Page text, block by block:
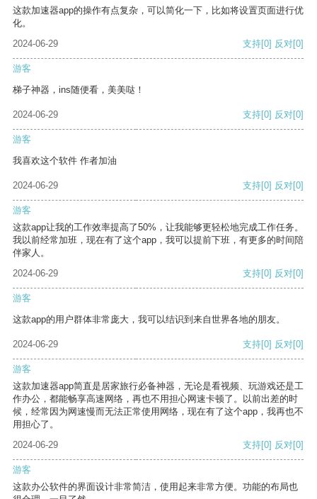
这款加速器app的操作有点复杂，可以简化一下，比如将设置页面进行优
化。
2024-06-29
支持[0] 反对[0]
游客
梯子神器，ins随便看，美美哒！
2024-06-29 支持[0] 反对[0]
游客
我喜欢这个软件 作者加油
2024-06-29 支持[0] 反对[0]
游客
这款app让我的工作效率提高了50%，让我能够更轻松地完成工作任务。
我以前经常加班，现在有了这个app，我可以提前下班，有更多的时间陪
伴家人。
2024-06-29
支持[0] 反对[0]
游客
这款app的用户群体非常庞大，我可以结识到来自世界各地的朋友。
2024-06-29 支持[0] 反对[0]
游客
这款加速器app简直是居家旅行必备神器，无论是看视频、玩游戏还是工
作办公，都能畅享高速网络，再也不用担心网速卡顿了。以前出差的时
候，经常因为网速慢而无法正常使用网络，现在有了这个app，我再也不
用担心了。
2024-06-29
支持[0] 反对[0]
游客
这款办公软件的界面设计非常简洁，使用起来非常方便。功能的布局也